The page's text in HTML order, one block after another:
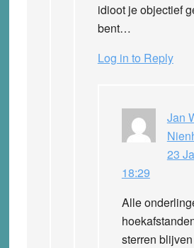
idioot je objectief
bent…
Log in to Reply
Jan
23
18:29
Alle
sterren